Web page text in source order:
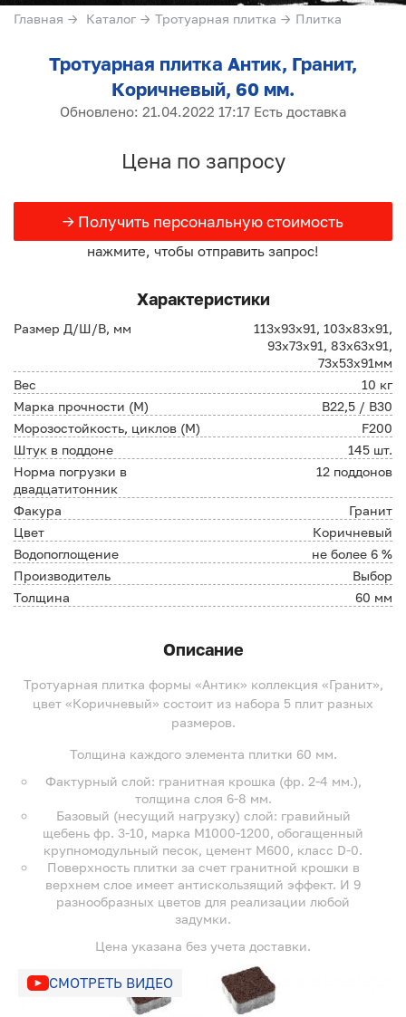
Главная → Каталог → Тротуарная плитка → Плитка
Тротуарная плитка Антик, Гранит,
Коричневый, 60 мм.
Обновлено: 21.04.2022 17:17 Есть доставка
Цена по запросу
→ Получить персональную стоимость
нажмите, чтобы отправить запрос!
Характеристики
Размер Д/Ш/В, мм
113х93х91, 103х83х91,
93х73х91, 83х63х91,
73х53х91мм
Вес
10 кг
Марка прочности (М)
В22,5 / B30
Морозостойкость, циклов (М)
F200
Штук в поддоне
145 шт.
Норма погрузки в
двадцатитонник
12 поддонов
Факура
Гранит
Цвет
Коричневый
Водопоглощение
не более 6 %
Производитель
Выбор
Толщина
60 мм
Описание
Тротуарная плитка формы «Антик» коллекция «Гранит»,
цвет «Коричневый» состоит из набора 5 плит разных
размеров.
Толщина каждого элемента плитки 60 мм.
Фактурный слой: гранитная крошка (фр. 2-4 мм.),
толщина слоя 6-8 мм.
Базовый (несущий нагрузку) слой: гравийный
щебень фр. 3-10, марка М1000-1200, обогащенный
крупномодульный песок, цемент М600, класс D-0.
Поверхность плитки за счет гранитной крошки в
верхнем слое имеет антискользящий эффект. И 9
разнообразных цветов для реализации любой
задумки.
Цена указана без учета доставки.
СМОТРЕТЬ ВИДЕО